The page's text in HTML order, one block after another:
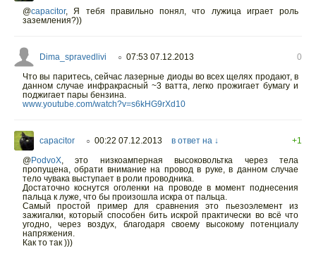
@capacitor, Я тебя правильно понял, что лужица играет роль
заземления?))
Dima_spravedlivi ○ 07:53 07.12.2013
0
Что вы паритесь, сейчас лазерные диоды во всех щелях продают, в
данном случае инфракрасный ~3 ватта, легко прожигает бумагу и
поджигает пары бензина.
www.youtube.com/watch?v=s6kHG9rXd10
capacitor ○ 00:22 07.12.2013 в ответ на ↓
+1
@PodvoX ,это низкоамперная высоковольтка через тела
пропущена, обрати внимание на провод в руке, в данном случае
тело чувака выступает в роли проводника.
Достаточно коснутся оголенки на проводе в момент поднесения
пальца к луже, что бы произошла искра от пальца.
Самый простой пример для сравнения это пьезоэлемент из
зажигалки, который способен бить искрой практически во всё что
угодно, через воздух, благодаря своему высокому потенциалу
напряжения.
Как то так )))